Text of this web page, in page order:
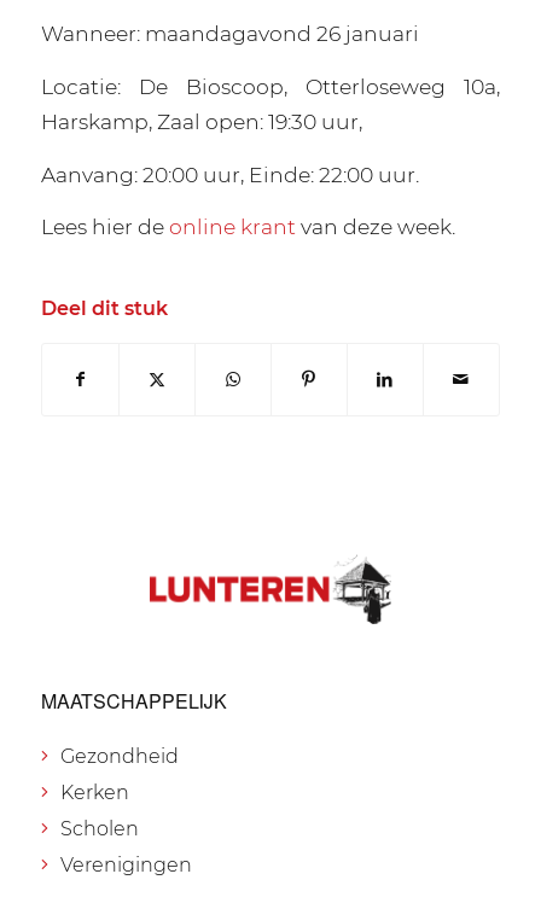
Wanneer: maandagavond 26 januari
Locatie: De Bioscoop, Otterloseweg 10a,
Harskamp, Zaal open: 19:30 uur,
Aanvang: 20:00 uur, Einde: 22:00 uur.
Lees hier deonline krant van deze week.
Deel dit stuk
MAATSCHAPPELIJK
Gezondheid
Kerken
Scholen
Verenigingen